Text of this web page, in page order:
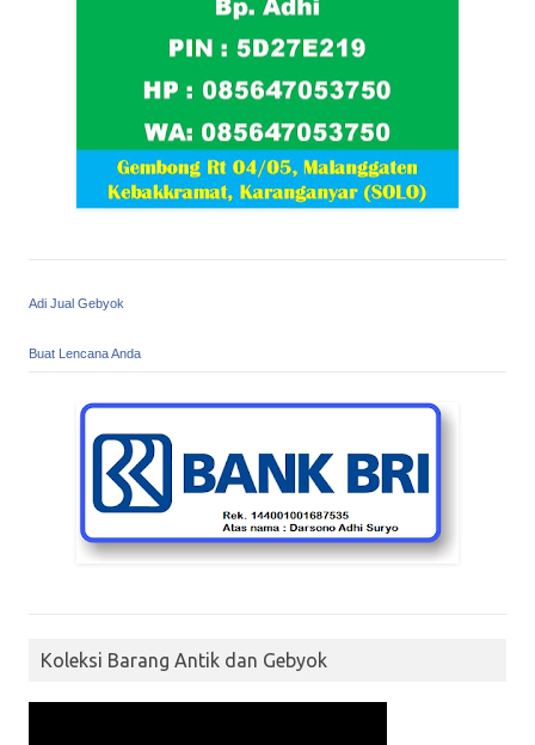
Adi Jual Gebyok
Buat Lencana Anda
Koleksi Barang Antik dan Gebyok